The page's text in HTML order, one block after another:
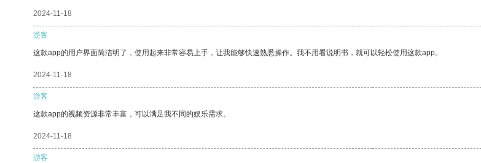
2024-11-18
游客
这款app的用户界面简洁明了，使用起来非常容易上手，让我能够快速熟悉操作。我不用看说明书，就可以轻松使用这款app。
2024-11-18
游客
这款app的视频资源非常丰富，可以满足我不同的娱乐需求。
2024-11-18
游客